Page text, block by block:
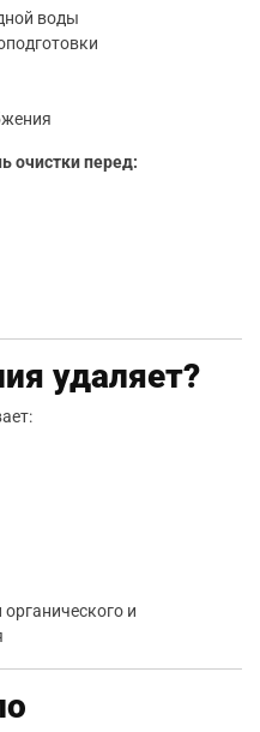
воды
очистки перед:
удаляет?
и